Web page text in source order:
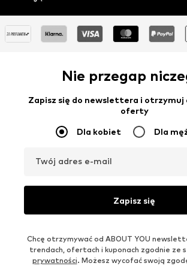
Nie przegap
Zapisz się do newslettera i otrzymuj
oferty
Dla kobiet Dla
Twój adres e-mail
Zapisz się
Chcę otrzymywać od ABOUT YOU
trendach, ofertach i kuponach zgodnie ze
prywatności. Możesz wycofać swoją